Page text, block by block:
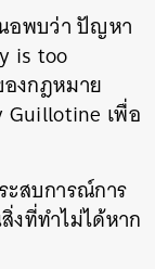
อพบว่า ปัญหา
is too
งกฎหมาย
Guillotine เพื่อ
ะสบการณ์การ
งที่ทำไม่ได้หาก